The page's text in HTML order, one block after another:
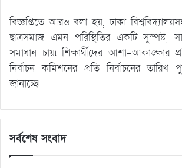
বিজ্ঞপ্তিতে আরও বলা হয়, ঢাকা
ছাত্রসমাজ এমন পরিস্থিতির একটি সুস্পষ্ট,
সমাধান চায়৷ শিক্ষার্থীদের আশা-আকাঙ্ক্ষার
নির্বাচন কমিশনের প্রতি নির্বাচনের তারিখ
জানাচ্ছে৷
সর্বশেষ সংবাদ